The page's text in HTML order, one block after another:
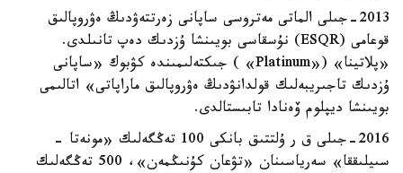
2013-جىلى الماتى مەتروسى ساپانى زەرتتەۋدىڭ ەۋروپالىق
قوعامى (ESQR) نۇسقاسى بويىنشا ۇزدىك دەپ تانىلدى.
«پلاتينا» («Platinum» ) جىكتەلىمىندە كۋبوك «ساپانى
ۇزدىك تاجىريبەلىك قولدانۋدىڭ ەۋروپالىق ماراپاتى» اتالىمى
بويىنشا ديپلوم ۆەنادا تابىستالدى.
2016-جىلى ق ر ۇلتتىق بانكى 100 تەڭگەلىك «مونەتا -
سىيلىققا» سەرياسىنان «تۋعان كۇنىڭمەن»، 500 تەڭگەلىك